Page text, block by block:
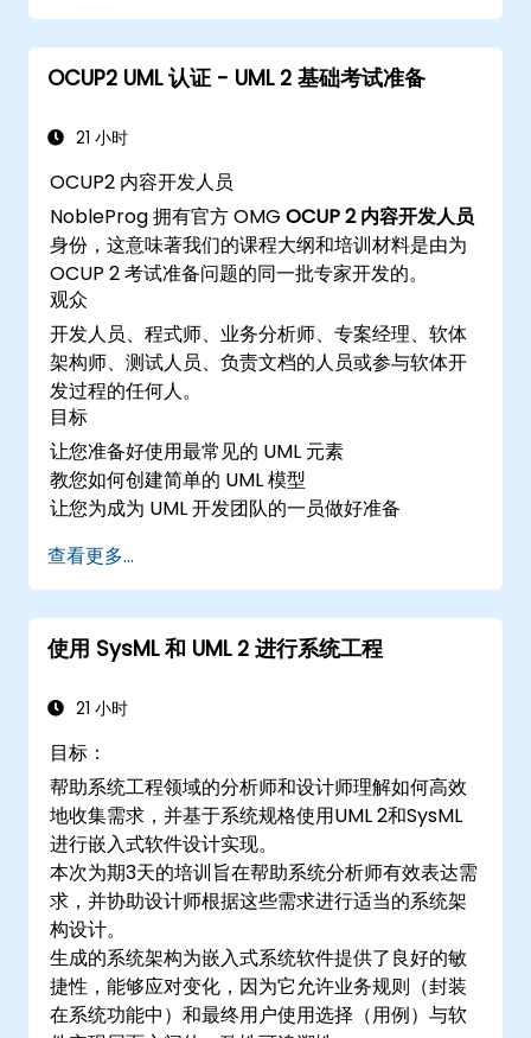
OCUP2 UML 认证 - UML 2 基础考试准备
21 小时
OCUP2 内容开发人员
NobleProg 拥有官方 OMGOCUP 2 内容开发人员
身份，这意味著我们的课程大纲和培训材料是由为
OCUP 2 考试准备问题的同一批专家开发的。
观众
开发人员、程式师、业务分析师、专案经理、软体
架构师、测试人员、负责文档的人员或参与软体开
发过程的任何人。
目标
让您准备好使用最常见的 UML 元素
教您如何创建简单的 UML 模型
让您为成为 UML 开发团队的一员做好准备
查看更多...
使用 SysML 和 UML 2 进行系统工程
21 小时
目标：
帮助系统工程领域的分析师和设计师理解如何高效
地收集需求，并基于系统规格使用UML 2和SysML
进行嵌入式软件设计实现。
本次为期3天的培训旨在帮助系统分析师有效表达需
求，并协助设计师根据这些需求进行适当的系统架
构设计。
生成的系统架构为嵌入式系统软件提供了良好的敏
捷性，能够应对变化，因为它允许业务规则（封装
在系统功能中）和最终用户使用选择（用例）与软